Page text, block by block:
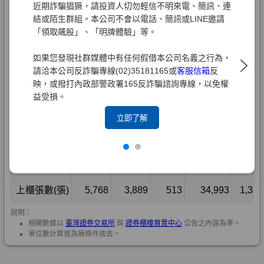
近期詐騙猖獗，請投資人切勿輕信不明來電、簡訊、連
結或陌生群組。本公司不會以電話、簡訊或LINE邀請
「領取飆股」、「明牌體驗」等。
如果您發現社群媒體中有任何假借本公司名義之行為，
請洽本公司反詐騙專線(02)35181165或客服信箱反
映，或撥打內政部警政署165反詐騙諮詢專線，以免權
益受損。
立即了解